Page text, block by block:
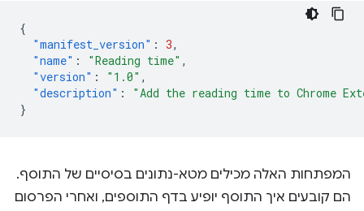
{
"manifest_version" : 3,
"name" : "Reading time" ,
"version" : "1.0" ,
"description" :
"Add the reading time to Chrome
}
המפתחות האלה מכילים מטא-נתונים בסיסיים של התוסף.
הם קובעים איך התוסף יופיע בדף התוספים, ואחרי הפרסום